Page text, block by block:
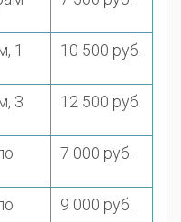
1
10 500 руб.
3
12 500 руб.
7 000 руб.
9 000 руб.